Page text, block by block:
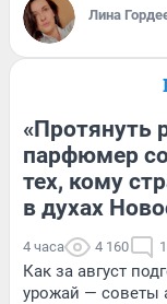
Лина
«Протянуть
парфюмер
тех, кому
в духах
4 часа 4 160
Как за август
урожай — советы